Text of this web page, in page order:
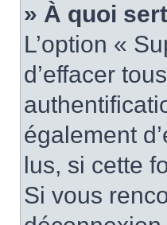
» À quoi
L’option «
d’effacer
également
lus, si cette
Si vous